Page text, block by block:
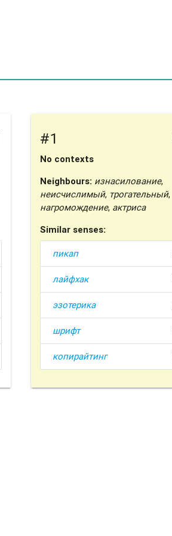
#1
No contexts
Neighbours: изнасилование,
неисчислимый, трогательный,
нагромождение, актриса
Similar senses:
пикап
лайфхак
эзотерика
шрифт
копирайтинг